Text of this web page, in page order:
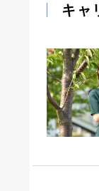
キャ